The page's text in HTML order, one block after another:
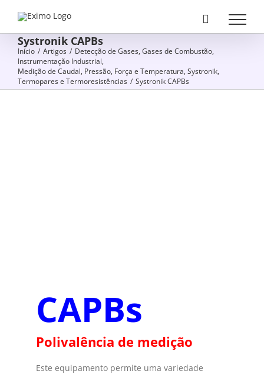
contentSystronik CAPBs
Início / Artigos / Detecção de Gases, Gases de Combustão,
Instrumentação Industrial,
Medição de Caudal, Pressão, Força e Temperatura, Systronik,
Termopares e Termoresistências / Systronik CAPBs
CAPBs
Polivalência de medição
Este equipamento permite uma variedade